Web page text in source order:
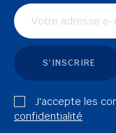
S'INSCRIRE
J'accepte les
confidentialité